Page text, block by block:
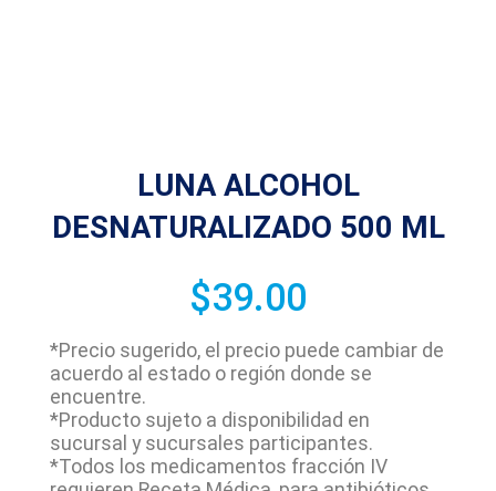
LUNA ALCOHOL
DESNATURALIZADO 500 ML
$39.00
*Precio sugerido, el precio puede cambiar de
acuerdo al estado o región donde se
encuentre.
*Producto sujeto a disponibilidad en
sucursal y sucursales participantes.
*Todos los medicamentos fracción IV